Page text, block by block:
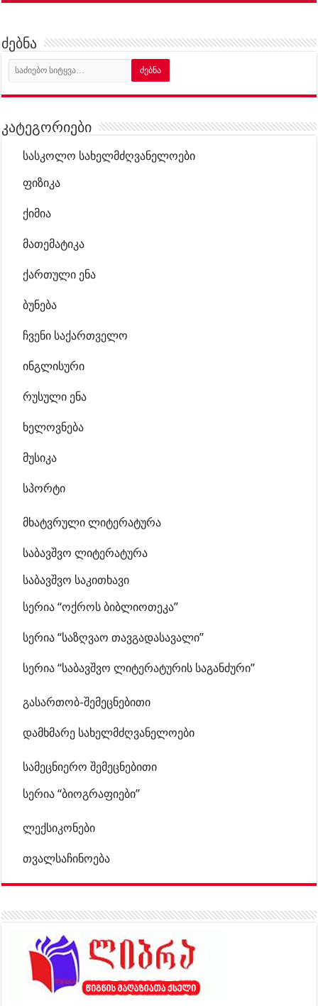
ძებნა
კატეგორიები
სასკოლო სახელმძღვანელოები
ფიზიკა
ქიმია
მათემატიკა
ქართული ენა
ბუნება
ჩვენი საქართველო
ინგლისური
რუსული ენა
ხელოვნება
მუსიკა
სპორტი
მხატვრული ლიტერატურა
საბავშვო ლიტერატურა
საბავშვო საკითხავი
სერია “ოქროს ბიბლიოთეკა”
სერია “საზღვაო თავგადასავალი”
სერია “საბავშვო ლიტერატურის საგანძური”
გასართობ-შემეცნებითი
დამხმარე სახელმძღვანელოები
სამეცნიერო შემეცნებითი
სერია “ბიოგრაფიები”
ლექსიკონები
თვალსაჩინოება